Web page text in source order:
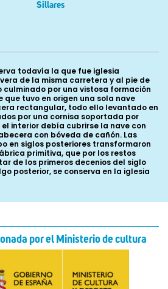
Sillares
todavía la que fue iglesia
de la misma carretera y al pie de
culminado por una vistosa formación
que tuvo en origen una sola nave
rectangular, todo ello levantado en
por una cornisa soportada por
interior debía cubrirse la nave con
con bóveda de cañón. Las
en siglos posteriores transformaron
primitiva, que por los restos
de los primeros decenios del siglo
posterior, se conserva en la iglesia
por el Ministerio de cultura